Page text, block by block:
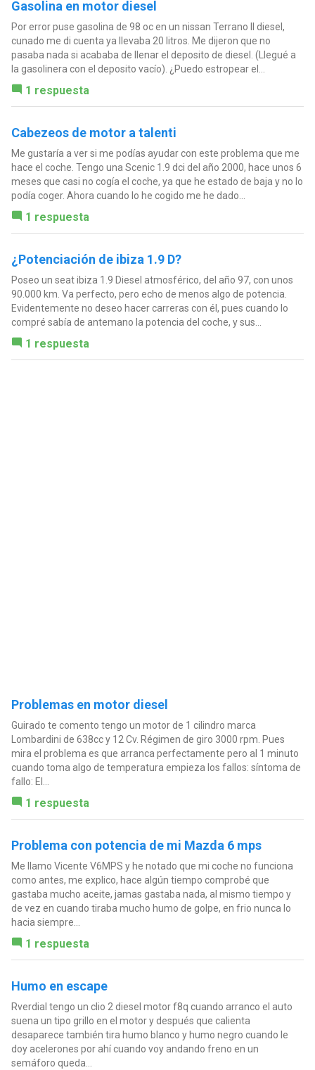
Gasolina en motor diesel
Por error puse gasolina de 98 oc en un nissan Terrano II diesel,
cunado me di cuenta ya llevaba 20 litros. Me dijeron que no
pasaba nada si acababa de llenar el deposito de diesel. (Llegué a
la gasolinera con el deposito vacío). ¿Puedo estropear el...
1 respuesta
Cabezeos de motor a talenti
Me gustaría a ver si me podías ayudar con este problema que me
hace el coche. Tengo una Scenic 1.9 dci del año 2000, hace unos 6
meses que casi no cogía el coche, ya que he estado de baja y no lo
podía coger. Ahora cuando lo he cogido me he dado...
1 respuesta
¿Potenciación de ibiza 1.9 D?
Poseo un seat ibiza 1.9 Diesel atmosférico, del año 97, con unos
90.000 km. Va perfecto, pero echo de menos algo de potencia.
Evidentemente no deseo hacer carreras con él, pues cuando lo
compré sabía de antemano la potencia del coche, y sus...
1 respuesta
Problemas en motor diesel
Guirado te comento tengo un motor de 1 cilindro marca
Lombardini de 638cc y 12 Cv. Régimen de giro 3000 rpm. Pues
mira el problema es que arranca perfectamente pero al 1 minuto
cuando toma algo de temperatura empieza los fallos: síntoma de
fallo: El...
1 respuesta
Problema con potencia de mi Mazda 6 mps
Me llamo Vicente V6MPS y he notado que mi coche no funciona
como antes, me explico, hace algún tiempo comprobé que
gastaba mucho aceite, jamas gastaba nada, al mismo tiempo y
de vez en cuando tiraba mucho humo de golpe, en frio nunca lo
hacia siempre...
1 respuesta
Humo en escape
Rverdial tengo un clio 2 diesel motor f8q cuando arranco el auto
suena un tipo grillo en el motor y después que calienta
desaparece también tira humo blanco y humo negro cuando le
doy acelerones por ahí cuando voy andando freno en un
semáforo queda...